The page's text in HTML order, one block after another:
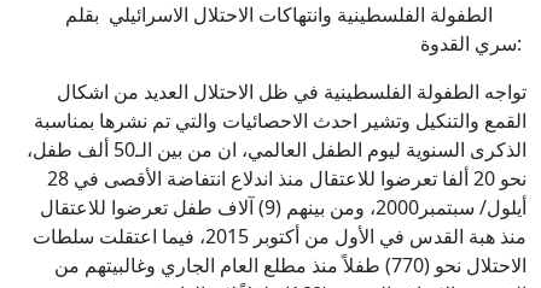
الطفولة الفلسطينية وانتهاكات الاحتلال الاسرائيلي بقلم
:سري القدوة
تواجه الطفولة الفلسطينية في ظل الاحتلال العديد من اشكال
القمع والتنكيل وتشير احدث الاحصائيات والتي تم نشرها بمناسبة
الذكرى السنوية ليوم الطفل العالمي، ان من بين الـ50 ألف طفل،
نحو 20 ألفا تعرضوا للاعتقال منذ اندلاع انتفاضة الأقصى في 28
أيلول/ سبتمبر2000، ومن بينهم (9) آلاف طفل تعرضوا للاعتقال
منذ هبة القدس في الأول من أكتوبر 2015، فيما اعتقلت سلطات
الاحتلال نحو (770) طفلاً منذ مطلع العام الجاري وغالبيتهم من